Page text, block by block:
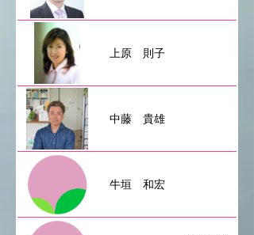
上原 則子
中藤 貴雄
牛垣 和宏